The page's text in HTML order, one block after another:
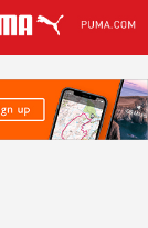
global de
de dólares às
enfrentar esse
Blue Analytics,
Manager
para as
Inteligente de